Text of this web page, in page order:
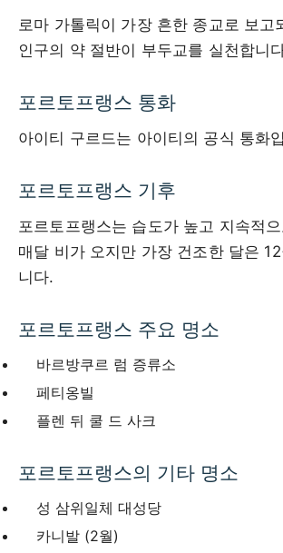
로마 가톨릭이 가장 흔한 종교로 보고
인구의 약 절반이 부두교를 실천합니
포르토프랭스 통화
아이티 구르드는 아이티의 공식 통화
포르토프랭스 기후
포르토프랭스는 습도가 높고 지속적
매달 비가 오지만 가장 건조한 달은
니다.
포르토프랭스 주요 명소
바르방쿠르 럼 증류소
페티옹빌
플렌 뒤 쿨 드 사크
포르토프랭스의 기타 명소
성 삼위일체 대성당
카니발 (2월)